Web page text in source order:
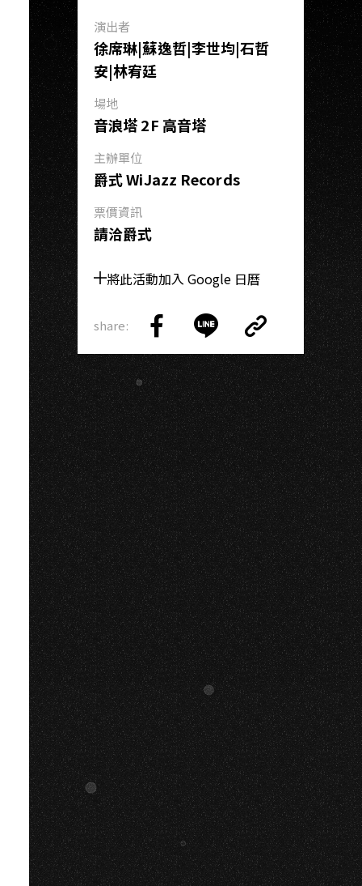
演出者
徐席琳|蘇逸哲|李世均|石哲
安|林宥廷
場地
音浪塔 2F 高音塔
主辦單位
爵式 WiJazz Records
票價資訊
請洽爵式
將此活動加入 Google 日曆
share:
on
Facebook
on
LINE
Link
Copy
Link